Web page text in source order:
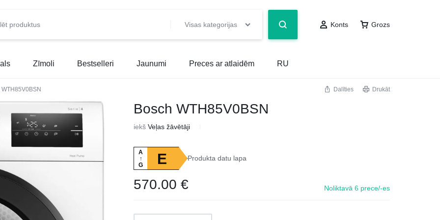
Visas kategorijas Konts Grozs
Zīmoli Bestselleri Jaunumi Preces ar atlaidēm RU
WTH85V0BSN Dalīties Drukāt
Bosch WTH85V0BSN
iekšVeļas žāvētāji
A
↑
G
E Produkta datu lapa
570.00€ Noliktavā 6 prece/-es